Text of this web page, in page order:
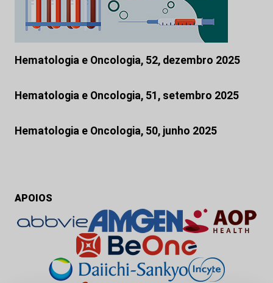
Hematologia e Oncologia, 52, dezembro 2025
Hematologia e Oncologia, 51, setembro 2025
Hematologia e Oncologia, 50, junho 2025
APOIOS